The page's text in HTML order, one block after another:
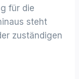
für die
steht
zuständigen